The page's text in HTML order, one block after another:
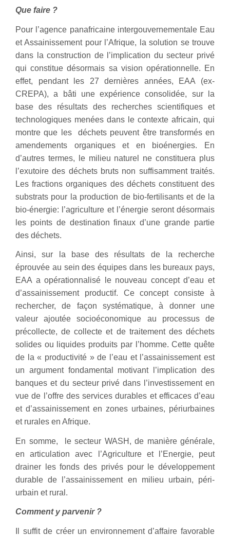
Que faire ?
Pour l’agence panafricaine intergouvernementale Eau
et Assainissement pour l’Afrique, la solution se trouve
dans la construction de l’implication du secteur privé
qui constitue désormais sa vision opérationnelle. En
effet, pendant les 27 dernières années, EAA (ex-
CREPA), a bâti une expérience consolidée, sur la
base des résultats des recherches scientifiques et
technologiques menées dans le contexte africain, qui
montre que les déchets peuvent être transformés en
amendements organiques et en bioénergies. En
d’autres termes, le milieu naturel ne constituera plus
l’exutoire des déchets bruts non suffisamment traités.
Les fractions organiques des déchets constituent des
substrats pour la production de bio-fertilisants et de la
bio-énergie: l’agriculture et l’énergie seront désormais
les points de destination finaux d’une grande partie
des déchets.
Ainsi, sur la base des résultats de la recherche
éprouvée au sein des équipes dans les bureaux pays,
EAA a opérationnalisé le nouveau concept d’eau et
d’assainissement productif. Ce concept consiste à
rechercher, de façon systématique, à donner une
valeur ajoutée socioéconomique au processus de
précollecte, de collecte et de traitement des déchets
solides ou liquides produits par l’homme. Cette quête
de la « productivité » de l’eau et l’assainissement est
un argument fondamental motivant l’implication des
banques et du secteur privé dans l’investissement en
vue de l’offre des services durables et efficaces d’eau
et d’assainissement en zones urbaines, périurbaines
et rurales en Afrique.
En somme, le secteur WASH, de manière générale,
en articulation avec l’Agriculture et l’Energie, peut
drainer les fonds des privés pour le développement
durable de l’assainissement en milieu urbain, péri-
urbain et rural.
Comment y parvenir ?
Il suffit de créer un environnement d’affaire favorable